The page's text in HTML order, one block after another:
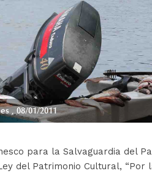
, 08/01/2011
para la Salvaguardia del
del Patrimonio Cultural,